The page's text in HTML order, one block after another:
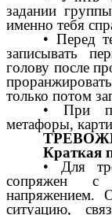
задании
именно тебя
• Перед
записывать
голову после
только потом
• При
метафоры,
Краткая
• Для
сопряжен с
напряжением.
ситуацию,